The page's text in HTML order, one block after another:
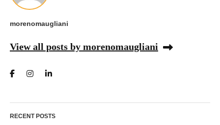
morenomaugliani
View all posts by morenomaugliani
RECENT POSTS